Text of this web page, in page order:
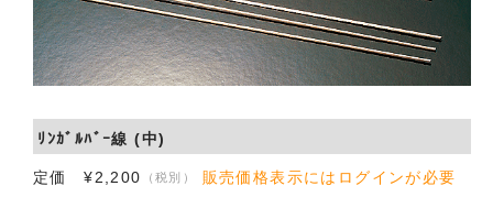
ﾘﾝｶﾞﾙﾊﾞｰ線 (中)
定価 ¥2,200 （税別）
販売価格表示にはログインが必要